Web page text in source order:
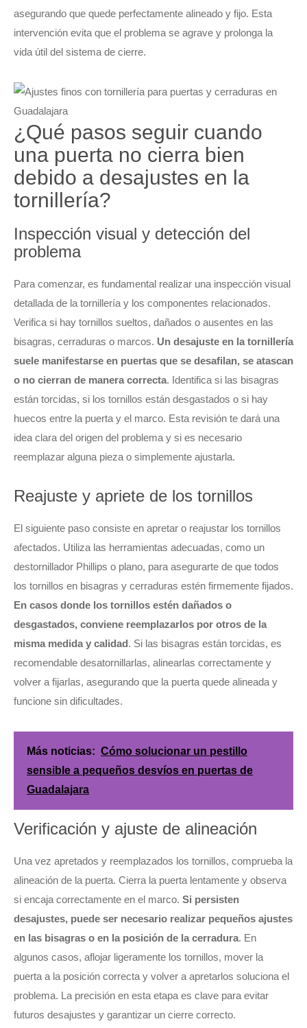
asegurando que quede perfectamente alineado y fijo. Esta
intervención evita que el problema se agrave y prolonga la
vida útil del sistema de cierre.
¿Qué pasos seguir cuando
una puerta no cierra bien
debido a desajustes en la
tornillería?
Inspección visual y detección del
problema
Para comenzar, es fundamental realizar una inspección visual
detallada de la tornillería y los componentes relacionados.
Verifica si hay tornillos sueltos, dañados o ausentes en las
bisagras, cerraduras o marcos. Un desajuste en la tornillería
suele manifestarse en puertas que se desafilan, se atascan
o no cierran de manera correcta. Identifica si las bisagras
están torcidas, si los tornillos están desgastados o si hay
huecos entre la puerta y el marco. Esta revisión te dará una
idea clara del origen del problema y si es necesario
reemplazar alguna pieza o simplemente ajustarla.
Reajuste y apriete de los tornillos
El siguiente paso consiste en apretar o reajustar los tornillos
afectados. Utiliza las herramientas adecuadas, como un
destornillador Phillips o plano, para asegurarte de que todos
los tornillos en bisagras y cerraduras estén firmemente fijados.
En casos donde los tornillos estén dañados o
desgastados, conviene reemplazarlos por otros de la
misma medida y calidad. Si las bisagras están torcidas, es
recomendable desatornillarlas, alinearlas correctamente y
volver a fijarlas, asegurando que la puerta quede alineada y
funcione sin dificultades.
Más noticias: Cómo solucionar un pestillo
sensible a pequeños desvíos en puertas de
Guadalajara
Verificación y ajuste de alineación
Una vez apretados y reemplazados los tornillos, comprueba la
alineación de la puerta. Cierra la puerta lentamente y observa
si encaja correctamente en el marco. Si persisten
desajustes, puede ser necesario realizar pequeños ajustes
en las bisagras o en la posición de la cerradura. En
algunos casos, aflojar ligeramente los tornillos, mover la
puerta a la posición correcta y volver a apretarlos soluciona el
problema. La precisión en esta etapa es clave para evitar
futuros desajustes y garantizar un cierre correcto.